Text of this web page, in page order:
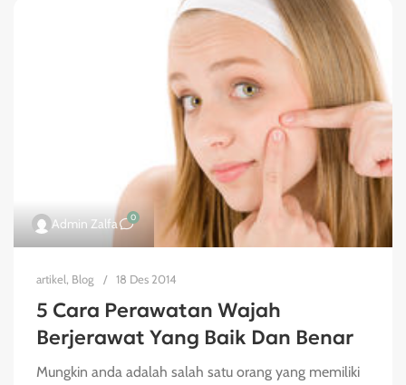
Admin Zalfa 0
artikel, Blog 18 Des 2014
5 Cara Perawatan Wajah
Berjerawat Yang Baik Dan Benar
Mungkin anda adalah salah satu orang yang memiliki